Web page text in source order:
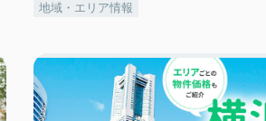
地域・エリア情報